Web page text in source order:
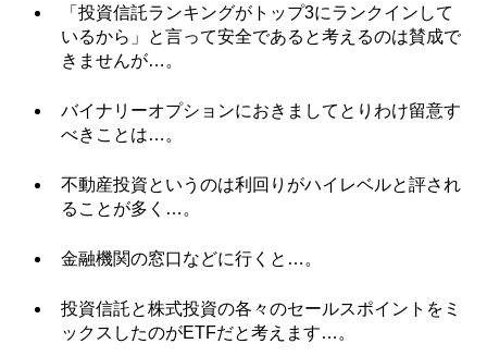
「投資信託ランキングがトップ3にランクインして
いるから」と言って安全であると考えるのは賛成で
きませんが…。
バイナリーオプションにおきましてとりわけ留意す
べきことは…。
不動産投資というのは利回りがハイレベルと評され
ることが多く…。
金融機関の窓口などに行くと…。
投資信託と株式投資の各々のセールスポイントをミ
ックスしたのがETFだと考えます…。